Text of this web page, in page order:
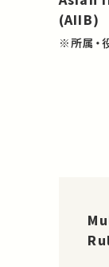
(AIIB)
※所属・